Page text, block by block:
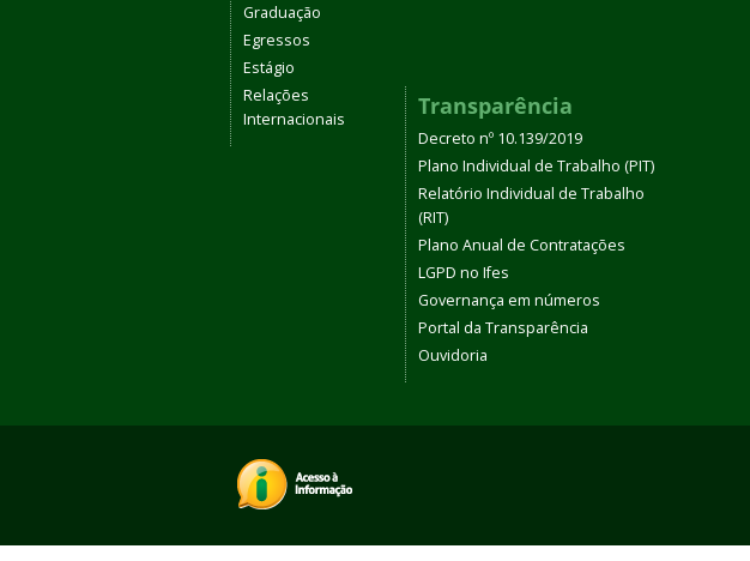
Graduação
Egressos
Estágio
Relações
Internacionais
Transparência
Decreto nº 10.139/2019
Plano Individual de Trabalho (PIT)
Relatório Individual de Trabalho
(RIT)
Plano Anual de Contratações
LGPD no Ifes
Governança em números
Portal da Transparência
Ouvidoria